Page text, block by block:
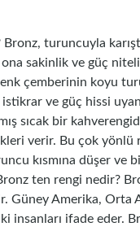
turuncuyla
sakinlik ve güç
çemberinin koyu
istikrar ve güç hissi
sıcak bir
verir. Bu çok yönlü
kısmına düşer ve
ten rengi nedir?
Güney Amerika, Orta
insanları ifade eder.